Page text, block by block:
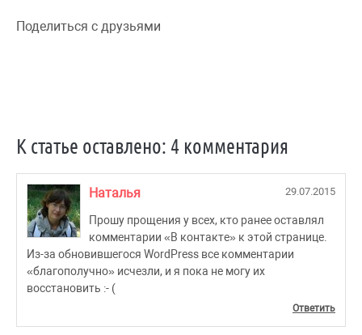
Поделиться с друзьями
К статье оставлено: 4 комментария
Наталья 29.07.2015
Прошу прощения у всех, кто ранее оставлял
комментарии «В контакте» к этой странице.
Из-за обновившегося WordPress все комментарии
«благополучно» исчезли, и я пока не могу их
восстановить :- (
Ответить